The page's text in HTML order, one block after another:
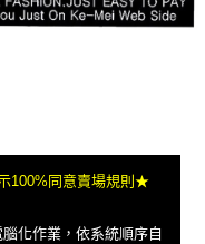
100%同意賣場規則★
化作業，依系統順序自